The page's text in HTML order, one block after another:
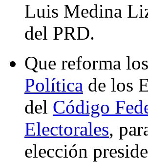
Luis Medina
del PRD.
Que reforma
Política de los
del Código
Electorales,
elección